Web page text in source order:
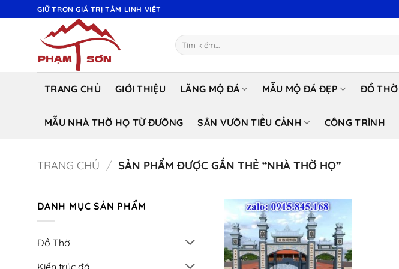
qua
GIỮ TRỌN GIÁ TRỊ TÂM LINH VIỆT
Tìm
kiếm:
TRANG CHỦ GIỚI THIỆU LĂNG MỘ ĐÁ MẪU MỘ ĐÁ ĐẸP ĐỒ THỜ
MẪU NHÀ THỜ HỌ TỪ ĐƯỜNG SÂN VƯỜN TIỂU CẢNH CÔNG TRÌNH
TRANG CHỦ / SẢN PHẨM ĐƯỢC GẮN THẺ “NHÀ THỜ HỌ”
DANH MỤC SẢN PHẨM
Đồ Thờ